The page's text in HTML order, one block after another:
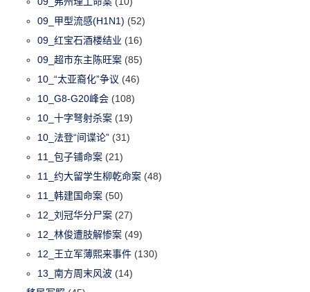
09_甲型流感(H1N1) (52)
09_红宝石酒楼结业 (16)
09_超市东主陈旺案 (85)
10_“太亚裔化”争议 (46)
10_G8-G20峰会 (108)
10_十字弩射杀案 (19)
10_法登“间谍论” (31)
11_包子铺命案 (21)
11_约大留学生柳乾命案 (48)
11_韩建国命案 (50)
12_刘冠华分尸案 (27)
12_林俊遭肢解惨案 (49)
12_王立军薄熙来事件 (130)
13_南方周末风波 (14)